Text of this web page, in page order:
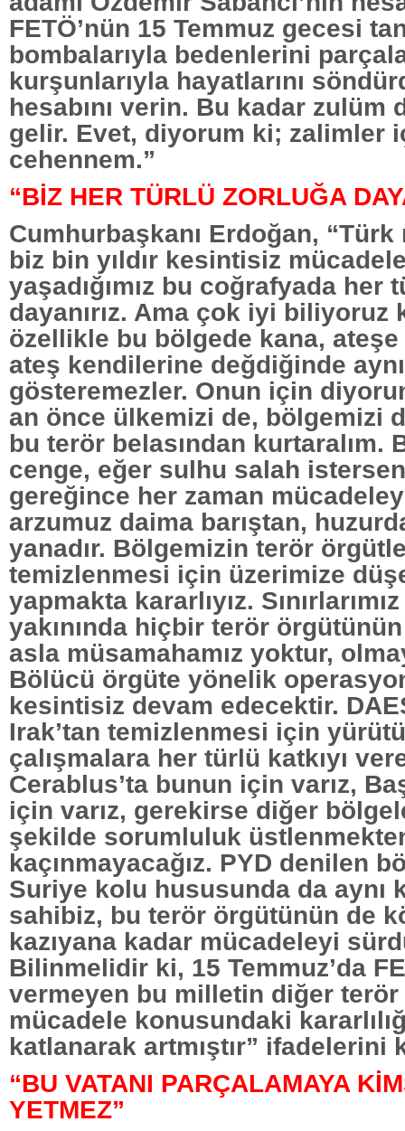
FETÖ’nün 15 Temmuz gecesi
bombalarıyla bedenlerini
kurşunlarıyla hayatlarını
hesabını verin. Bu kadar zulüm
gelir. Evet, diyorum ki; zalimler
cehennem.”
“BİZ HER TÜRLÜ ZORLUĞA
Cumhurbaşkanı Erdoğan,
biz bin yıldır kesintisiz
yaşadığımız bu coğrafyada her
dayanırız. Ama çok iyi biliyoruz
özellikle bu bölgede kana,
ateş kendilerine değdiğinde aynı
gösteremezler. Onun için
an önce ülkemizi de, bölgemizi
bu terör belasından kurtaralım.
cenge, eğer sulhu salah
gereğince her zaman
arzumuz daima barıştan,
yanadır. Bölgemizin terör
temizlenmesi için üzerimize
yapmakta kararlıyız.
yakınında hiçbir terör
asla müsamahamız yoktur,
Bölücü örgüte yönelik
kesintisiz devam edecektir.
Irak’tan temizlenmesi için
çalışmalara her türlü katkıyı
Cerablus’ta bunun için varız,
için varız, gerekirse diğer
şekilde sorumluluk
kaçınmayacağız. PYD denilen
Suriye kolu hususunda da aynı
sahibiz, bu terör örgütünün de
kazıyana kadar mücadeleyi
Bilinmelidir ki, 15 Temmuz’da
vermeyen bu milletin diğer
mücadele konusundaki
katlanarak artmıştır” ifadelerini
“BU VATANI PARÇALAMAYA
YETMEZ”